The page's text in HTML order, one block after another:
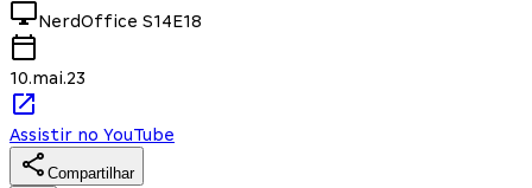
NerdOffice S14E18
10.mai.23
Assistir no YouTube
Compartilhar